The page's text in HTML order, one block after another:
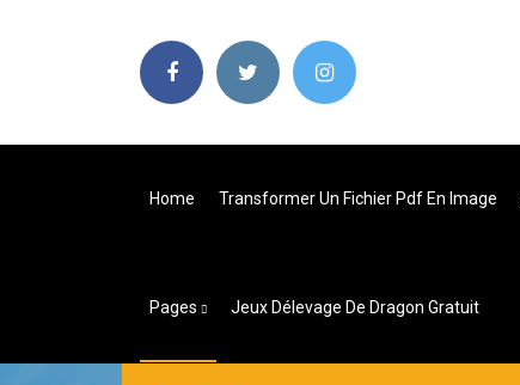
Home Transformer Un Fichier Pdf En Image
Pages Jeux Délevage De Dragon Gratuit